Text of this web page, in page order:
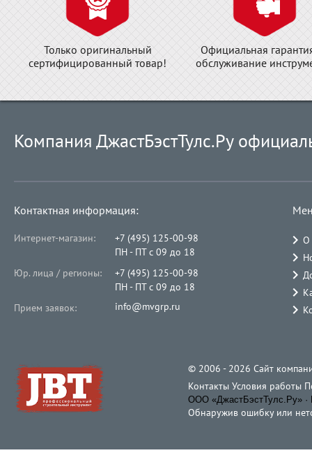
Только оригинальный
сертифицированный товар!
Официальная
обслуживание
Компания ДжастБэстТулс.Ру
Контактная информация:
Интернет-магазин:
+7 (495) 125-00-98
ПН - ПТ с 09 до 18
Юр. лица / регионы:
+7 (495) 125-00-98
ПН - ПТ с 09 до 18
Прием заявок:
info@mvgrp.ru
О
© 2006 - 2026 Cайт
Контакты Условия работы
ООО «ДжастБэстТулс.Ру» ·
Обнаружив ошибку или